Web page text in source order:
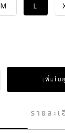
M L
รายละ